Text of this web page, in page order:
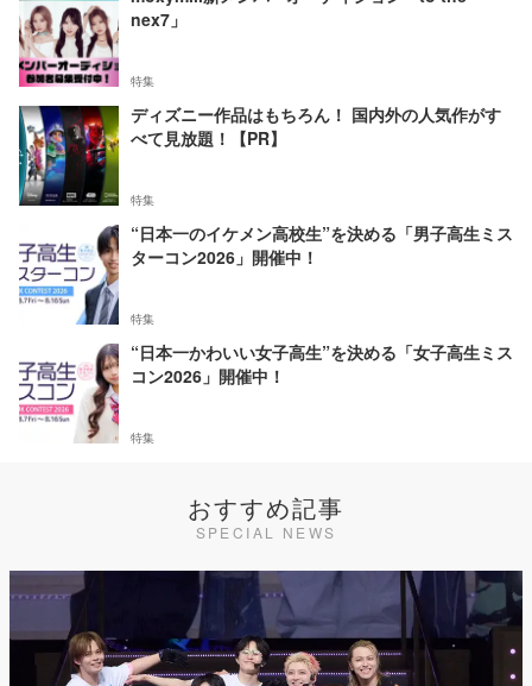
nex7」
特集
ディズニー作品はもちろん！ 国内外の人気作がす
べて見放題！【PR】
特集
“日本一のイケメン高校生”を決める「男子高生ミス
ターコン2026」開催中！
特集
“日本一かわいい女子高生”を決める「女子高生ミス
コン2026」開催中！
特集
おすすめ記事
SPECIAL NEWS